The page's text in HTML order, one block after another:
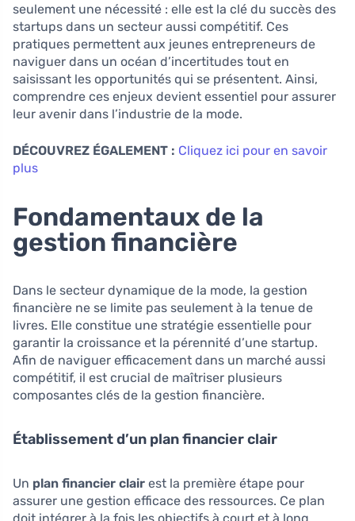
seulement une nécessité : elle est la clé du succès des
startups dans un secteur aussi compétitif. Ces
pratiques permettent aux jeunes entrepreneurs de
naviguer dans un océan d’incertitudes tout en
saisissant les opportunités qui se présentent. Ainsi,
comprendre ces enjeux devient essentiel pour assurer
leur avenir dans l’industrie de la mode.
DÉCOUVREZ ÉGALEMENT : Cliquez ici pour en savoir
plus
Fondamentaux de la
gestion financière
Dans le secteur dynamique de la mode, la gestion
financière ne se limite pas seulement à la tenue de
livres. Elle constitue une stratégie essentielle pour
garantir la croissance et la pérennité d’une startup.
Afin de naviguer efficacement dans un marché aussi
compétitif, il est crucial de maîtriser plusieurs
composantes clés de la gestion financière.
Établissement d’un plan financier clair
Un plan financier clair est la première étape pour
assurer une gestion efficace des ressources. Ce plan
doit intégrer à la fois les objectifs à court et à long